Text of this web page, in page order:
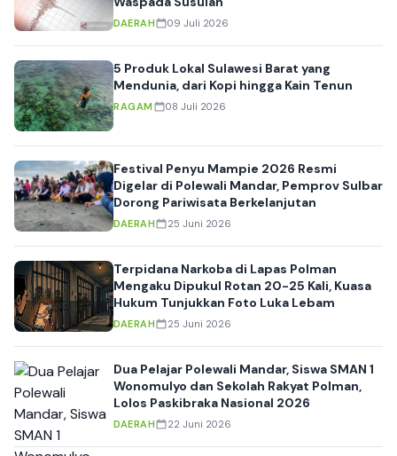
DAERAH 09 Juli 2026
5 Produk Lokal Sulawesi Barat yang
Mendunia, dari Kopi hingga Kain Tenun
RAGAM 08 Juli 2026
Festival Penyu Mampie 2026 Resmi
Digelar di Polewali Mandar, Pemprov Sulbar
Dorong Pariwisata Berkelanjutan
DAERAH 25 Juni 2026
Terpidana Narkoba di Lapas Polman
Mengaku Dipukul Rotan 20-25 Kali, Kuasa
Hukum Tunjukkan Foto Luka Lebam
DAERAH 25 Juni 2026
Dua Pelajar Polewali Mandar, Siswa SMAN 1
Wonomulyo dan Sekolah Rakyat Polman,
Lolos Paskibraka Nasional 2026
DAERAH 22 Juni 2026